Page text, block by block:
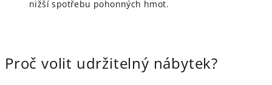
nižší spotřebu pohonných hmot.
Proč volit udržitelný nábytek?